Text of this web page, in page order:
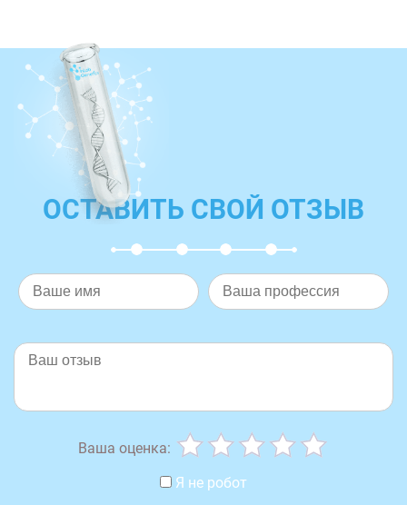
ОСТАВИТЬ СВОЙ ОТЗЫВ
Ваша оценка:
Я не робот